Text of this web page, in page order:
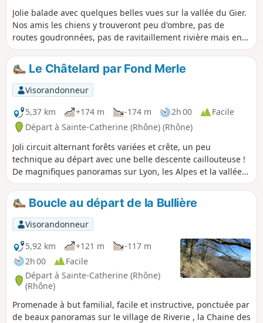
Jolie balade avec quelques belles vues sur la vallée du Gier.
Nos amis les chiens y trouveront peu d'ombre, pas de
routes goudronnées, pas de ravitaillement rivière mais en
saison un robinet à la Chapelle Saint-Apollinaire.
Le Châtelard par Fond Merle
Visorandonneur
5,37 km
+174 m -174 m 2h 00
Facile
Départ à Sainte-Catherine (Rhône) (Rhône)
Joli circuit alternant forêts variées et crête, un peu
technique au départ avec une belle descente caillouteuse !
De magnifiques panoramas sur Lyon, les Alpes et la vallée
du Gier.
Boucle au départ de la Bullière
Visorandonneur
5,92 km
+121 m
-117 m
2h 00
Facile
Départ à Sainte-Catherine (Rhône)
(Rhône)
Promenade à but familial, facile et instructive, ponctuée par
de beaux panoramas sur le village de Riverie , la Chaine des